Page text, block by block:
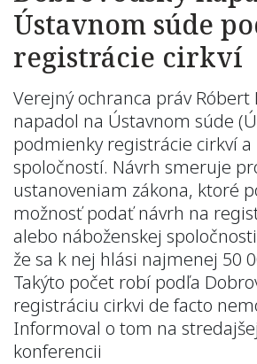
Ústavnom súde
registrácie cirkví
Verejný ochranca práv Róbert
napadol na Ústavnom súde
podmienky registrácie cirkví a
spoločností. Návrh smeruje
ustanoveniam zákona, ktoré
možnosť podať návrh na
alebo náboženskej
že sa k nej hlási najmenej 50
Takýto počet robí podľa
registráciu cirkvi de facto
Informoval o tom na
konferencii